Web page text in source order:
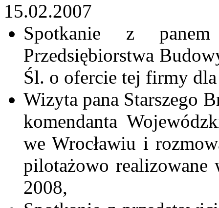
15.02.2007
Spotkanie z
Przedsiębiorstwa
Śl. o ofercie tej firmy
Wizyta pana Starszego
komendanta
we Wrocławiu i
pilotażowo
2008,